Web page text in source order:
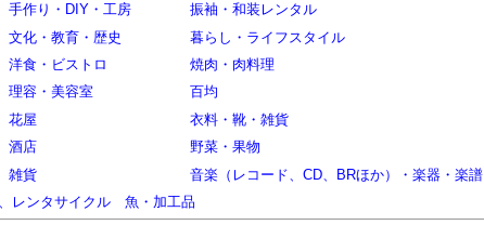
手作り・DIY・工房
振袖・和装レンタル
文化・教育・歴史
暮らし・ライフスタイル
洋食・ビストロ
焼肉・肉料理
理容・美容室
百均
花屋
衣料・靴・雑貨
酒店
野菜・果物
雑貨
音楽（レコード、CD、BRほか）・楽器・楽譜
レンタサイクル
魚・加工品